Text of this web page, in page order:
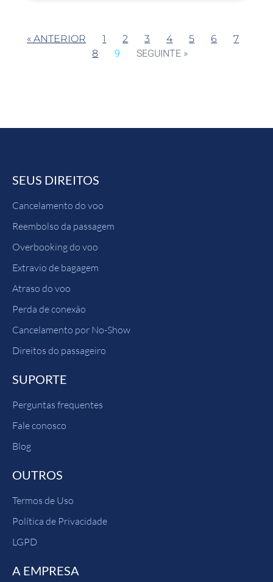
« ANTERIOR 1 2 3 4 5 6
7
8
9 SEGUINTE »
SEUS DIREITOS
Cancelamento do voo
Reembolso da passagem
Overbooking do voo
Extravio de bagagem
Atraso do voo
Perda de conexão
Cancelamento por No-Show
Direitos do passageiro
SUPORTE
Perguntas frequentes
Fale conosco
Blog
OUTROS
Termos de Uso
Política de Privacidade
LGPD
A EMPRESA